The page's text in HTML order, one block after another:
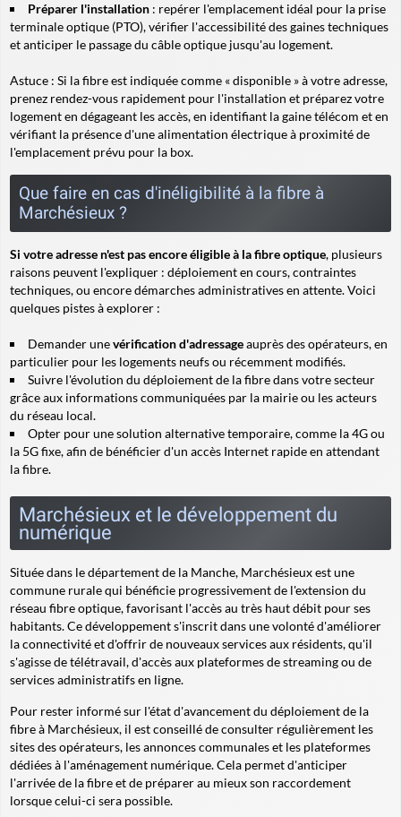
Préparer l'installation : repérer l'emplacement idéal pour la prise
terminale optique (PTO), vérifier l'accessibilité des gaines techniques
et anticiper le passage du câble optique jusqu'au logement.
Astuce : Si la fibre est indiquée comme « disponible » à votre adresse,
prenez rendez-vous rapidement pour l'installation et préparez votre
logement en dégageant les accès, en identifiant la gaine télécom et en
vérifiant la présence d'une alimentation électrique à proximité de
l'emplacement prévu pour la box.
Que faire en cas d'inéligibilité à la fibre à
Marchésieux ?
Si votre adresse n'est pas encore éligible à la fibre optique, plusieurs
raisons peuvent l'expliquer : déploiement en cours, contraintes
techniques, ou encore démarches administratives en attente. Voici
quelques pistes à explorer :
Demander unevérification d'adressageauprès des opérateurs, en
particulier pour les logements neufs ou récemment modifiés.
Suivre l'évolution du déploiement de la fibre dans votre secteur
grâce aux informations communiquées par la mairie ou les acteurs
du réseau local.
Opter pour une solution alternative temporaire, comme la 4G ou
la 5G fixe, afin de bénéficier d'un accès Internet rapide en attendant
la fibre.
Marchésieux et le développement du
numérique
Située dans le département de la Manche, Marchésieux est une
commune rurale qui bénéficie progressivement de l'extension du
réseau fibre optique, favorisant l'accès au très haut débit pour ses
habitants. Ce développement s'inscrit dans une volonté d'améliorer
la connectivité et d'offrir de nouveaux services aux résidents, qu'il
s'agisse de télétravail, d'accès aux plateformes de streaming ou de
services administratifs en ligne.
Pour rester informé sur l'état d'avancement du déploiement de la
fibre à Marchésieux, il est conseillé de consulter régulièrement les
sites des opérateurs, les annonces communales et les plateformes
dédiées à l'aménagement numérique. Cela permet d'anticiper
l'arrivée de la fibre et de préparer au mieux son raccordement
lorsque celui-ci sera possible.